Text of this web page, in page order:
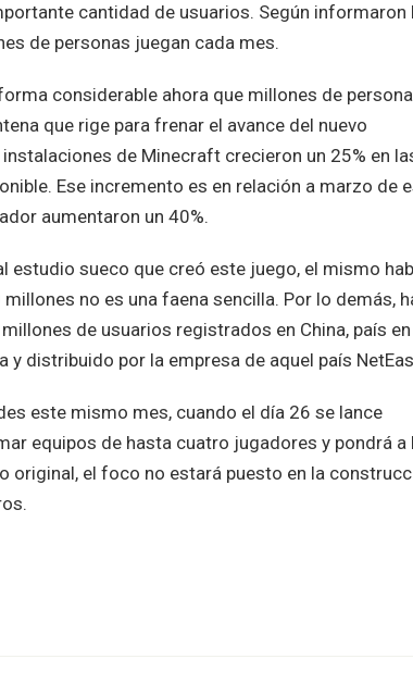
cantidad de usuarios. Según informaron
de personas juegan cada mes.
considerable ahora que millones de
que rige para frenar el avance del nuevo
de Minecraft crecieron un 25% en
Ese incremento es en relación a marzo de
aumentaron un 40%.
sueco que creó este juego, el mismo
no es una faena sencilla. Por lo demás,
de usuarios registrados en China, país
distribuido por la empresa de aquel país
este mismo mes, cuando el día 26 se lance
equipos de hasta cuatro jugadores y pondrá a
original, el foco no estará puesto en la